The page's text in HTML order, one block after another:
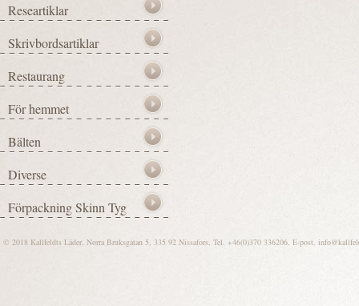
© 2018 Kallfeldts Läder, Norra Bruksgatan 5, 335 92 Nissafors, Tel. +46(0)370 336206, E-post.